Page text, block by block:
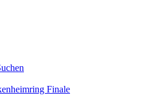
Finale